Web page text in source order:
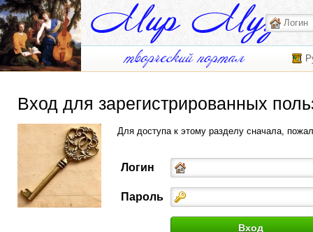
Вход для зарегистрированных
Для доступа к этому разделу сначала,
Логин
Пароль